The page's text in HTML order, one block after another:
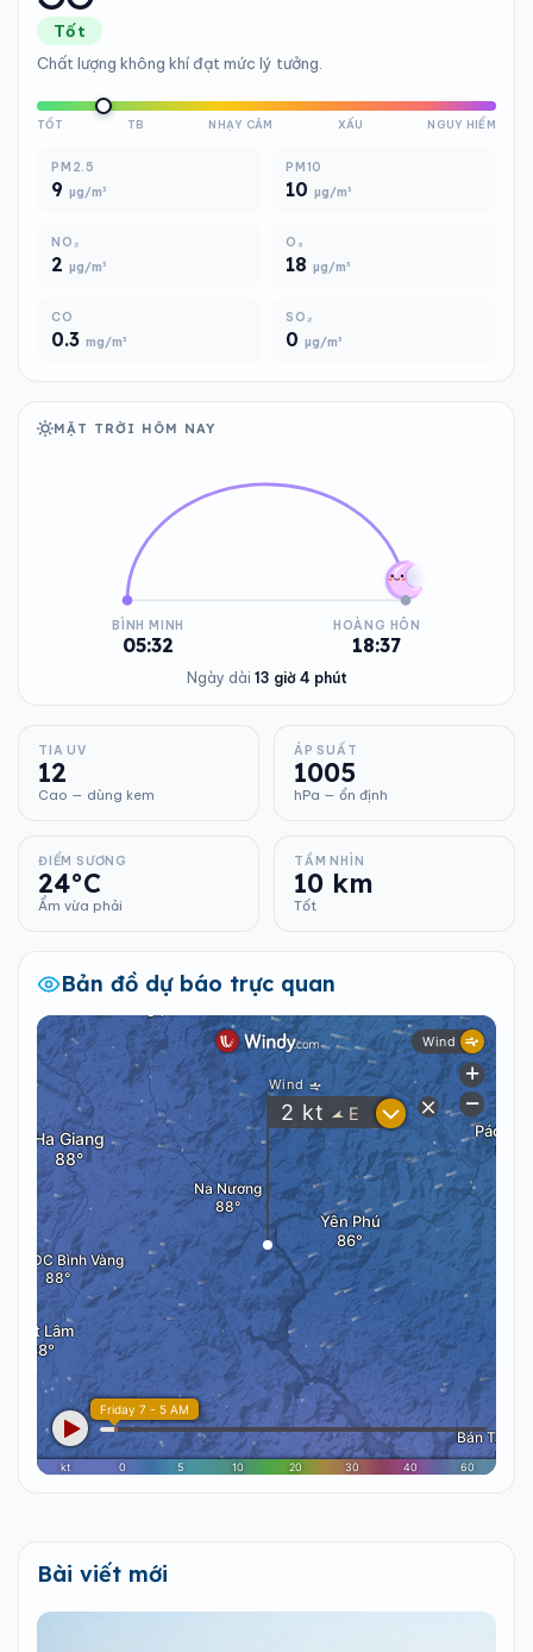
Tốt
Chất lượng không khí đạt mức lý tưởng.
TỐT TB NHẠY CẢM XẤU NGUY HIỂM
PM2.5
9 µg/m³
PM10
10 µg/m³
NO₂
2 µg/m³
O₃
18 µg/m³
CO
0.3 mg/m³
SO₂
0 µg/m³
MẶT TRỜI HÔM NAY
BÌNH MINH
05:32
HOÀNG HÔN
18:37
Ngày dài 13 giờ 4 phút
TIA UV
12
Cao — dùng kem
ÁP SUẤT
1005
hPa — ổn định
ĐIỂM SƯƠNG
24°C
Ẩm vừa phải
TẦM NHÌN
10 km
Tốt
Bản đồ dự báo trực quan
Bài viết mới